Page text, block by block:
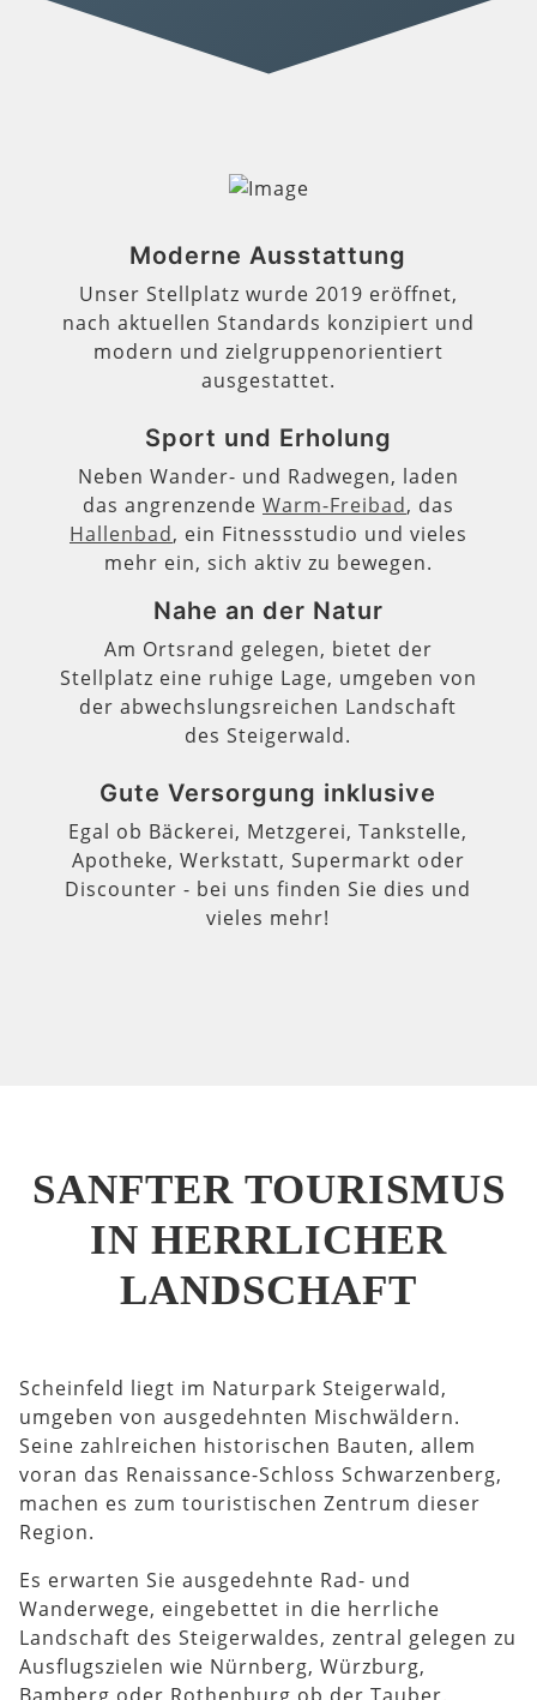
Moderne Ausstattung
Unser Stellplatz wurde 2019 eröffnet,
nach aktuellen Standards konzipiert und
modern und zielgruppenorientiert
ausgestattet.
Sport und Erholung
Neben Wander- und Radwegen, laden
das angrenzende Warm-Freibad, das
Hallenbad, ein Fitnessstudio und vieles
mehr ein, sich aktiv zu bewegen.
Nahe an der Natur
Am Ortsrand gelegen, bietet der
Stellplatz eine ruhige Lage, umgeben von
der abwechslungsreichen Landschaft
des Steigerwald.
Gute Versorgung inklusive
Egal ob Bäckerei, Metzgerei, Tankstelle,
Apotheke, Werkstatt, Supermarkt oder
Discounter - bei uns finden Sie dies und
vieles mehr!
SANFTER TOURISMUS
IN HERRLICHER
LANDSCHAFT
Scheinfeld liegt im Naturpark Steigerwald,
umgeben von ausgedehnten Mischwäldern.
Seine zahlreichen historischen Bauten, allem
voran das Renaissance-Schloss Schwarzenberg,
machen es zum touristischen Zentrum dieser
Region.
Es erwarten Sie ausgedehnte Rad- und
Wanderwege, eingebettet in die herrliche
Landschaft des Steigerwaldes, zentral gelegen zu
Ausflugszielen wie Nürnberg, Würzburg,